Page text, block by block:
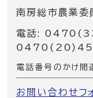
南房総市農業委
電話:
電話番号のかけ間
お問い合わせフ